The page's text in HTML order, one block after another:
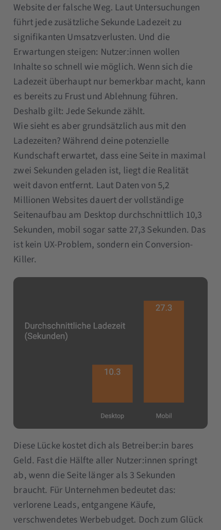
Website der falsche Weg. Laut Untersuchungen
führt jede zusätzliche Sekunde Ladezeit zu
signifikanten Umsatzverlusten. Und die
Erwartungen steigen: Nutzer:innen wollen
Inhalte so schnell wie möglich. Wenn sich die
Ladezeit überhaupt nur bemerkbar macht, kann
es bereits zu Frust und Ablehnung führen.
Deshalb gilt: Jede Sekunde zählt.
Wie sieht es aber grundsätzlich aus mit den
Ladezeiten? Während deine potenzielle
Kundschaft erwartet, dass eine Seite in maximal
zwei Sekunden geladen ist, liegt die Realität
weit davon entfernt. Laut Daten von 5,2
Millionen Websites dauert der vollständige
Seitenaufbau am Desktop durchschnittlich 10,3
Sekunden, mobil sogar satte 27,3 Sekunden. Das
ist kein UX-Problem, sondern ein Conversion-
Killer.
Diese Lücke kostet dich als Betreiber:in bares
Geld. Fast die Hälfte aller Nutzer:innen springt
ab, wenn die Seite länger als 3 Sekunden
braucht. Für Unternehmen bedeutet das:
verlorene Leads, entgangene Käufe,
verschwendetes Werbebudget. Doch zum Glück